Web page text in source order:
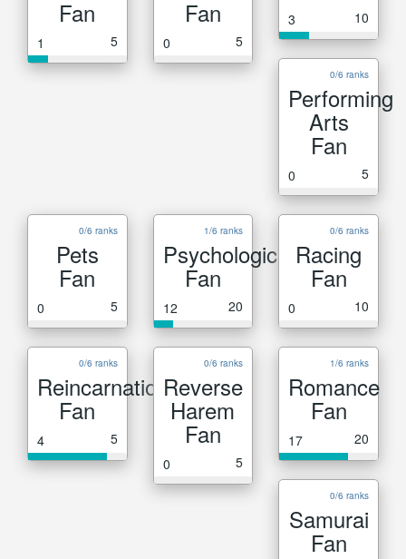
Fan
1 5
Fan
0 5
3 10
0/6 ranks
Performing
Arts
Fan
0 5
0/6 ranks
Pets
Fan
0 5
1/6 ranks
Psychological
Fan
12 20
0/6 ranks
Racing
Fan
0 10
0/6 ranks
Reincarnation
Fan
4 5
0/6 ranks
Reverse
Harem
Fan
0 5
1/6 ranks
Romance
Fan
17 20
0/6 ranks
Samurai
Fan